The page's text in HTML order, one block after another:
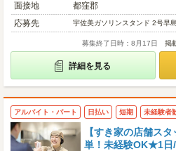
面接地
都窪郡
応募先
宇佐美ガソリンスタンド 2号
募集終了日時：8月17日 掲
詳細を見る
アルバイト・パート 日払い 短期 未経験者
【すき家の店舗ス
単！未経験OK★1